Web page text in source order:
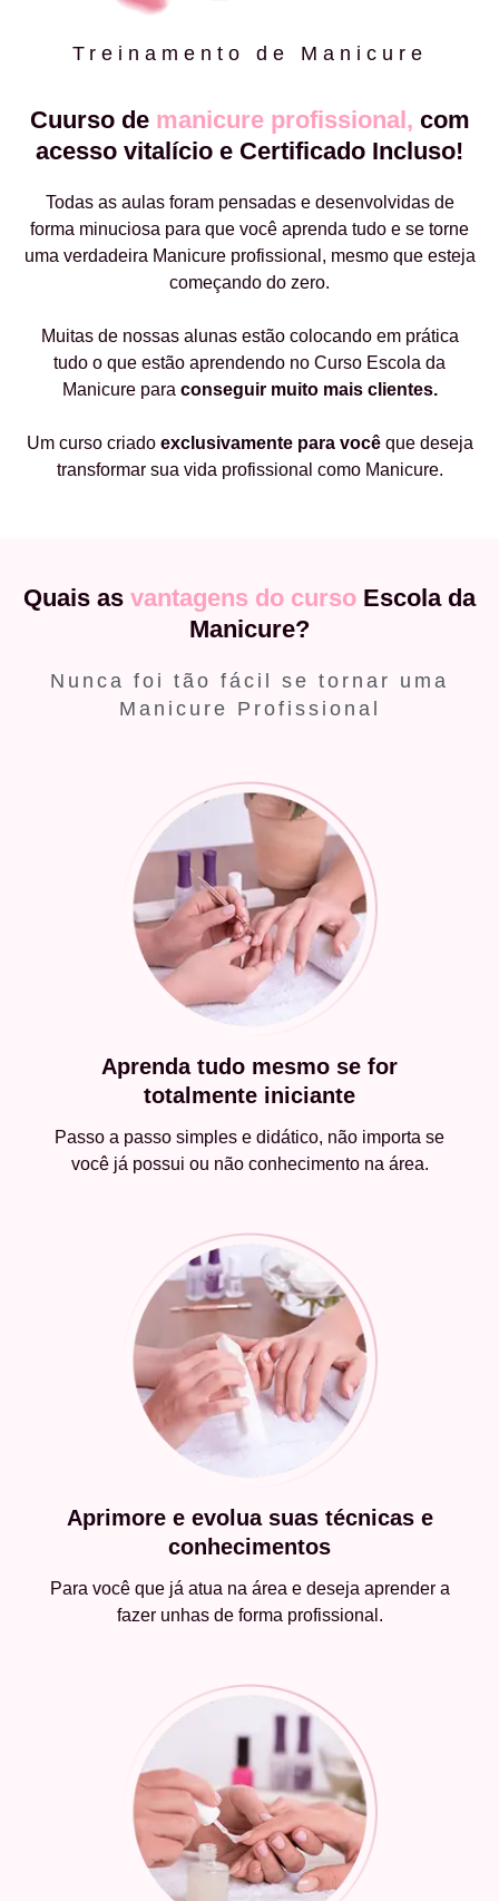
Treinamento de Manicure
Cuurso de manicure profissional, com
acesso vitalício e Certificado Incluso!
Todas as aulas foram pensadas e desenvolvidas de
forma minuciosa para que você aprenda tudo e se torne
uma verdadeira Manicure profissional, mesmo que esteja
começando do zero.
Muitas de nossas alunas estão colocando em prática
tudo o que estão aprendendo no Curso Escola da
Manicure para conseguir muito mais clientes.
Um curso criado exclusivamente para vocêque deseja
transformar sua vida profissional como Manicure.
Quais as vantagens do curso Escola da
Manicure?
Nunca foi tão fácil se tornar uma
Manicure Profissional
Aprenda tudo mesmo se for
totalmente iniciante
Passo a passo simples e didático, não importa se
você já possui ou não conhecimento na área.
Aprimore e evolua suas técnicas e
conhecimentos
Para você que já atua na área e deseja aprender a
fazer unhas de forma profissional.